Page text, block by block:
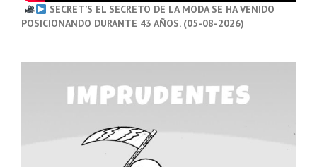
SECRET’S EL SECRETO DE LA MODA SE HA VENIDO
POSICIONANDO DURANTE 43 AÑOS. (05-08-2026)